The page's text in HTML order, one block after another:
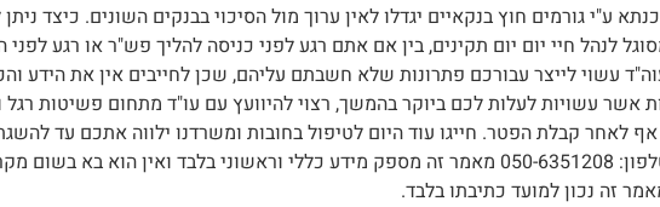
ע"י גורמים חוץ בנקאיים יגדלו לאין ערוך מול הסיכוי בבנקים השונים. כיצד
לנהל חיי יום יום תקינים, בין אם אתם רגע לפני כניסה להליך פש"ר או רגע
עשוי לייצר עבורכם פתרונות שלא חשבתם עליהם, שכן לחייבים אין את הידע
אשר עשויות לעלות לכם ביוקר בהמשך, רצוי להיוועץ עם עו"ד מתחום פשיטות
קבלת הפטר. חייגו עוד היום לטיפול בחובות ומשרדנו ילווה אתכם עד להשגת
יום מאות חייבים מכל מחוזות הארץ. טלפון: 050-6351208 מאמר זה מספק מידע כללי
זה נכון למועד כתיבתו בלבד.